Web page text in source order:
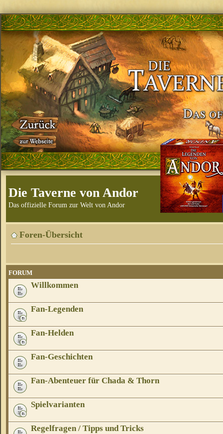
Die Taverne von Andor
Das offizielle Forum zur Welt von Andor
Foren-Übersicht
FORUM
Willkommen
Fan-Legenden
Fan-Helden
Fan-Geschichten
Fan-Abenteuer für Chada & Thorn
Spielvarianten
Regelfragen / Tipps und Tricks